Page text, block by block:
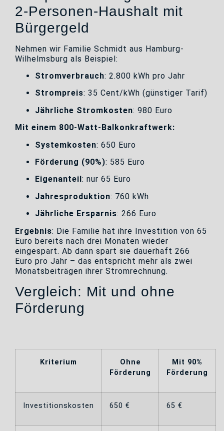
2-Personen-Haushalt mit
Bürgergeld
Nehmen wir Familie Schmidt aus Hamburg-
Wilhelmsburg als Beispiel:
Stromverbrauch: 2.800 kWh pro Jahr
Strompreis: 35 Cent/kWh (günstiger Tarif)
Jährliche Stromkosten: 980 Euro
Mit einem 800-Watt-Balkonkraftwerk:
Systemkosten: 650 Euro
Förderung (90%): 585 Euro
Eigenanteil : nur 65 Euro
Jahresproduktion: 760 kWh
Jährliche Ersparnis: 266 Euro
Ergebnis: Die Familie hat ihre Investition von 65
Euro bereits nach drei Monaten wieder
eingespart. Ab dann spart sie dauerhaft 266
Euro pro Jahr – das entspricht mehr als zwei
Monatsbeiträgen ihrer Stromrechnung.
Vergleich: Mit und ohne
Förderung
Kriterium
Ohne
Förderung
Mit 90%
Förderung
Investitionskosten 650 € 65 €